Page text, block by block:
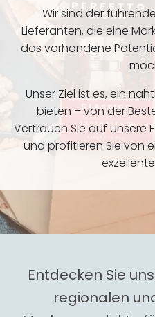
Wir sind der
Lieferanten, die eine
das vorhandene
Unser Ziel ist es, ein
bieten – von der
Vertrauen Sie auf unsere
und profitieren Sie von
Entdecken Sie
regionalen